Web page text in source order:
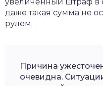
даже такая сумма не
рулем.
Причина
очевидна.